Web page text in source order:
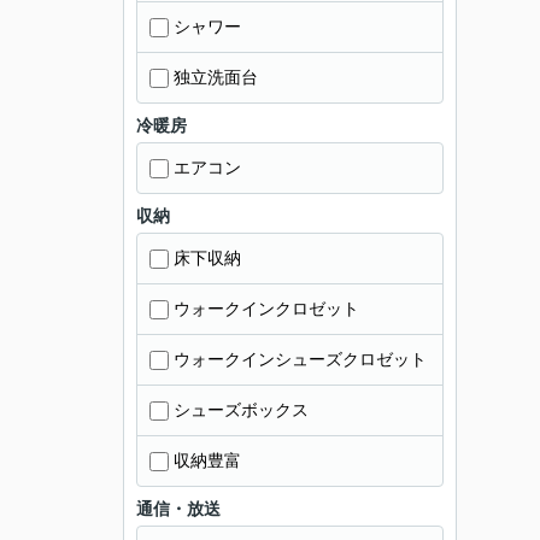
シャワー
独立洗面台
冷暖房
エアコン
収納
床下収納
ウォークインクロゼット
ウォークインシューズクロゼット
シューズボックス
収納豊富
通信・放送